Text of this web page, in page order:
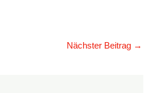
Nächster Beitrag →